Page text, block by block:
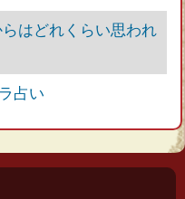
はどれくらい思われ
占い